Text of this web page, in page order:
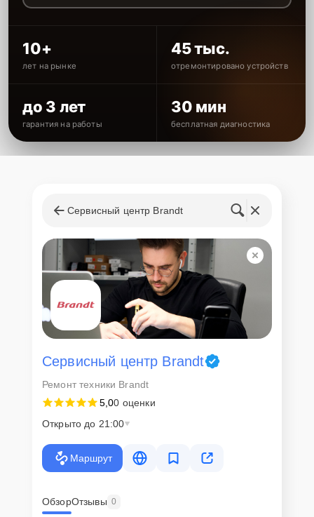
10+
лет на рынке
45 тыс.
отремонтировано устройств
до 3 лет
гарантия на работы
30 мин
бесплатная диагностика
Сервисный центр Brandt
Сервисный центр Brandt
Ремонт техники Brandt
5,00 оценки
Открыто до 21:00
Маршрут
ОбзорОтзывы 0